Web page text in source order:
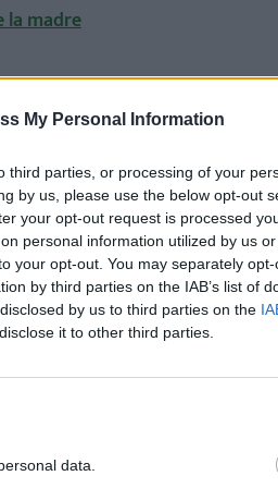
My Personal Information
third parties, or processing of your
by us, please use the below opt-out
your opt-out request is processed
personal information utilized by us
your opt-out. You may separately
by third parties on the IAB’s list of
by us to third parties on the
it to other third parties.
data.
la madre
tu amor. Te presentamos las
mamá? ¡Ayúdales con esta